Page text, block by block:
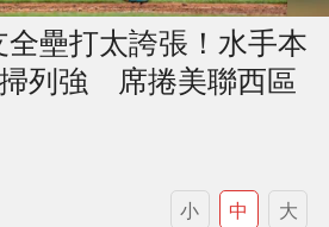
壘打太誇張！水手本
列強 席捲美聯西區
小 中 大